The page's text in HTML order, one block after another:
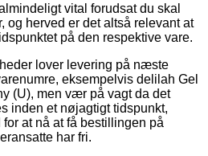
vital forudsat du skal
og herved er det altså relevant at
på den respektive vare.
lover levering på næste
eksempelvis delilah Gel
(U), men vær på vagt da det
inden et nøjagtigt tidspunkt,
at nå at få bestillingen på
har fri.